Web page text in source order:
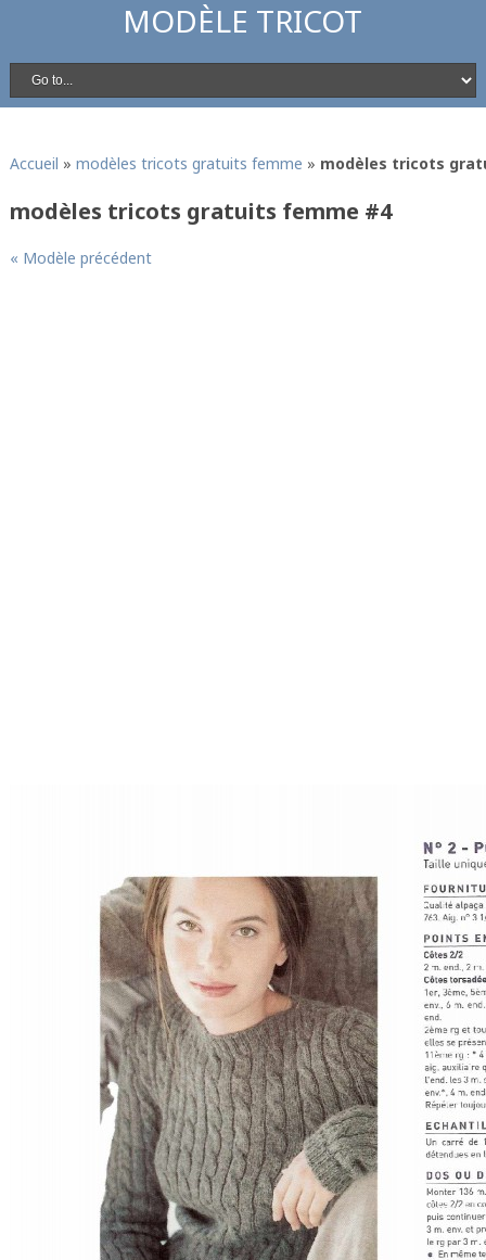
MODÈLE TRICOT
Accueil » modèles tricots gratuits femme » modèles tricots
modèles tricots gratuits femme #4
« Modèle précédent